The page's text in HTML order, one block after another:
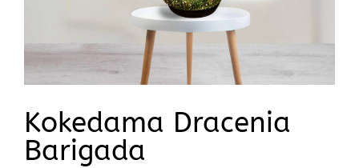
Kokedama Dracenia
Barigada